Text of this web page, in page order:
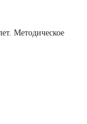
Методическое